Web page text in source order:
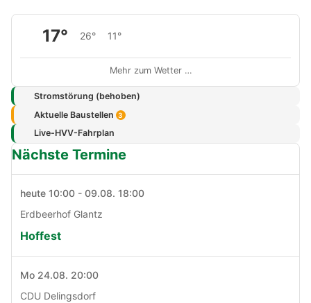
17° 26° 11°
Mehr zum Wetter …
Stromstörung (behoben)
Aktuelle Baustellen 3
Live-HVV-Fahrplan
Nächste Termine
heute 10:00 - 09.08. 18:00
Erdbeerhof Glantz
Hoffest
Mo 24.08. 20:00
CDU Delingsdorf